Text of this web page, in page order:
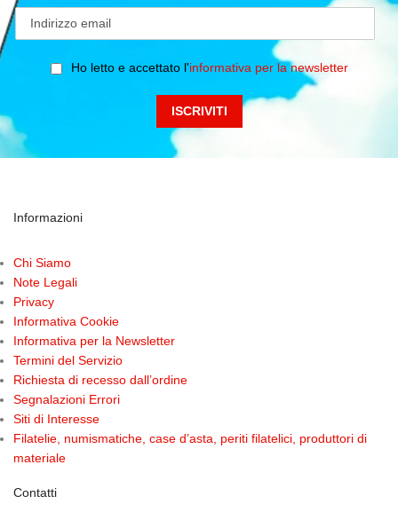
Ho letto e accettato l'informativa per la newsletter
Informazioni
Chi Siamo
Note Legali
Privacy
Informativa Cookie
Informativa per la Newsletter
Termini del Servizio
Richiesta di recesso dall’ordine
Segnalazioni Errori
Siti di Interesse
Filatelie, numismatiche, case d’asta, periti filatelici, produttori di
materiale
Contatti